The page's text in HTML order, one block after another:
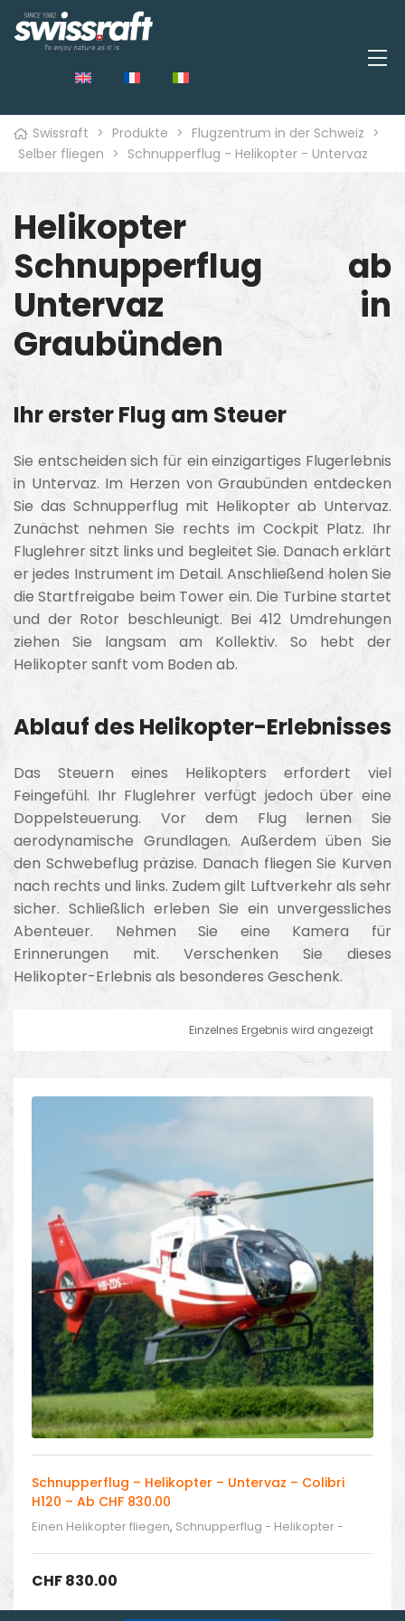
Swissraft > Produkte > Flugzentrum in der Schweiz >
Selber fliegen > Schnupperflug - Helikopter - Untervaz
Helikopter
Schnupperflug ab
Untervaz in
Graubünden
Ihr erster Flug am Steuer
Sie entscheiden sich für ein einzigartiges Flugerlebnis
in Untervaz. Im Herzen vonGraubünden entdecken
Sie das Schnupperflug mit Helikopter ab Untervaz.
Zunächst nehmen Sie rechts im Cockpit Platz. Ihr
Fluglehrer sitzt links und begleitet Sie. Danach erklärt
er jedes Instrument im Detail. Anschließend holen Sie
die Startfreigabe beim Tower ein. Die Turbine startet
und der Rotor beschleunigt. Bei 412 Umdrehungen
ziehen Sie langsam am Kollektiv. So hebt der
Helikopter sanft vom Boden ab.
Ablauf des Helikopter-Erlebnisses
Das Steuern eines Helikopters erfordert viel
Feingefühl. Ihr Fluglehrer verfügt jedoch über eine
Doppelsteuerung. Vor dem Flug lernen Sie
aerodynamische Grundlagen. Außerdem üben Sie
den Schwebeflug präzise. Danach fliegen Sie Kurven
nach rechts und links. Zudem gilt Luftverkehr als sehr
sicher. Schließlich erleben Sie ein unvergessliches
Abenteuer. Nehmen Sie eine Kamera für
Erinnerungen mit. Verschenken Sie dieses
Helikopter-Erlebnis als besonderes Geschenk.
Einzelnes Ergebnis wird angezeigt
Schnupperflug – Helikopter – Untervaz – Colibri
H120 – Ab CHF 830.00
Einen Helikopter fliegen, Schnupperflug - Helikopter -
CHF830.00